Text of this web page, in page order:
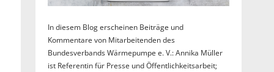
In diesem Blog erscheinen Beiträge und
Kommentare von Mitarbeitenden des
Bundesverbands Wärmepumpe e. V.: Annika Müller
ist Referentin für Presse und Öffentlichkeitsarbeit;